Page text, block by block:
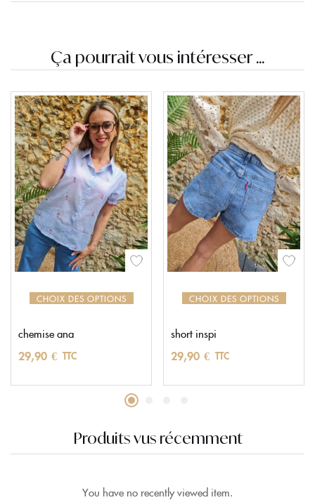
Ça pourrait vous intéresser ...
CHOIX DES OPTIONS
chemise ana
29,90 € TTC
CHOIX DES OPTIONS
short inspi
29,90 € TTC
Produits vus récemment
You have no recently viewed item.